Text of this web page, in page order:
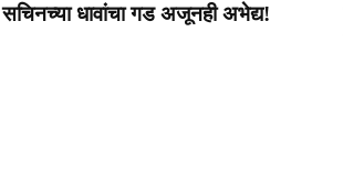
सचिनच्या धावांचा गड अजूनही अभेद्य!